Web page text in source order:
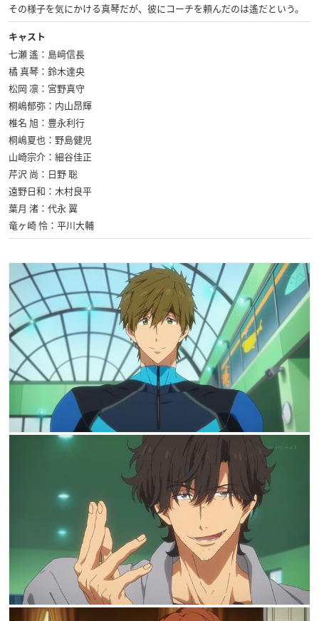
その様子を気にかける真琴だが、彼にコーチを頼んだのは遙だという。
キャスト
七瀬 遙：島﨑信長
橘 真琴：鈴木達央
松岡 凛：宮野真守
桐嶋郁弥：内山昂輝
椎名 旭：豊永利行
桐嶋夏也：野島健児
山崎宗介：細谷佳正
芹沢 尚：日野 聡
遠野日和：木村良平
葉月 渚：代永 翼
竜ヶ崎 怜：平川大輔